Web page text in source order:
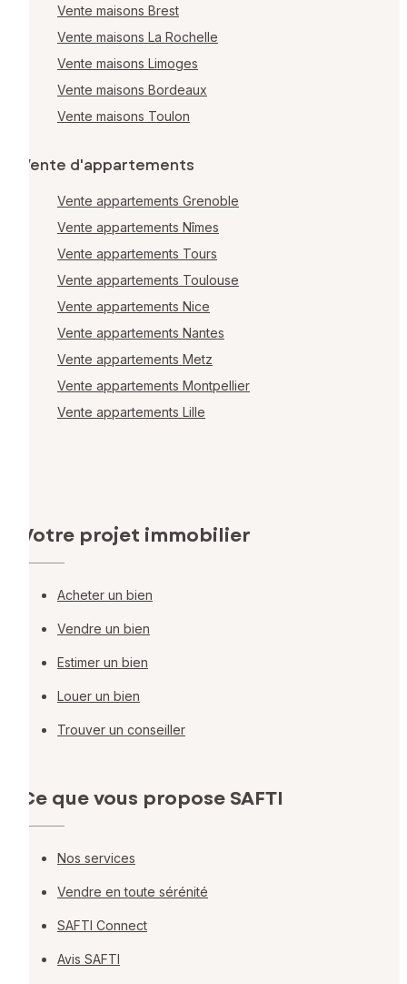
Vente maisons Brest
Vente maisons La Rochelle
Vente maisons Limoges
Vente maisons Bordeaux
Vente maisons Toulon
Vente d'appartements
Vente appartements Grenoble
Vente appartements Nîmes
Vente appartements Tours
Vente appartements Toulouse
Vente appartements Nice
Vente appartements Nantes
Vente appartements Metz
Vente appartements Montpellier
Vente appartements Lille
Votre projet immobilier
Acheter un bien
Vendre un bien
Estimer un bien
Louer un bien
Trouver un conseiller
Ce que vous propose SAFTI
Nos services
Vendre en toute sérénité
SAFTI Connect
Avis SAFTI